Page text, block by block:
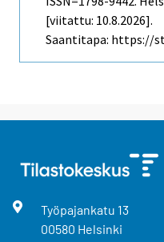
[viitattu: 10.8.2026].
Saantitapa:
Työpajankatu 13
00580 Helsinki